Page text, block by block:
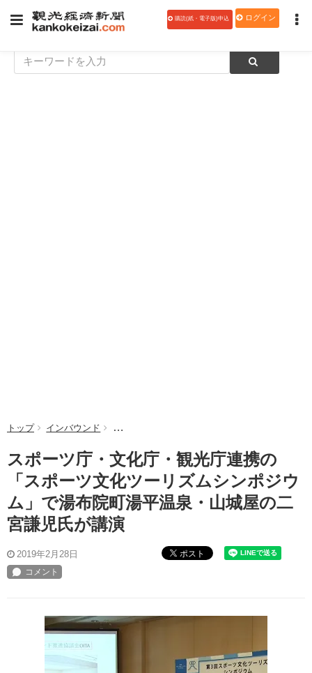
購読(紙・電子版)申込 ログイン
トップ インバウンド スポーツ庁・文化庁・観光庁連携の「スポーツ
スポーツ庁・文化庁・観光庁連携の
「スポーツ文化ツーリズムシンポジウ
ム」で湯布院町湯平温泉・山城屋の二
宮謙児氏が講演
2019年2月28日 ポスト